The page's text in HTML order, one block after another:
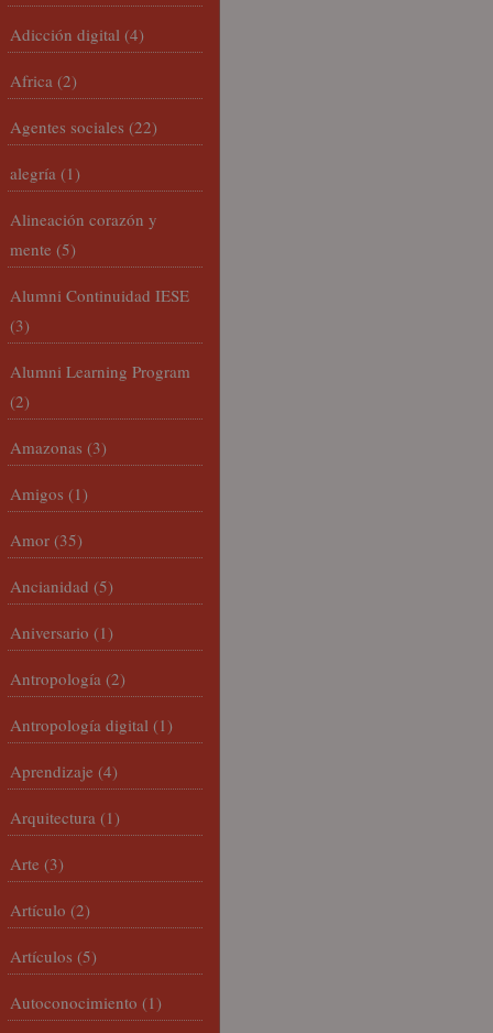
Adicción digital (4)
Africa (2)
Agentes sociales (22)
alegría (1)
Alineación corazón y
mente (5)
Alumni Continuidad IESE
(3)
Alumni Learning Program
(2)
Amazonas (3)
Amigos (1)
Amor (35)
Ancianidad (5)
Aniversario (1)
Antropología (2)
Antropología digital (1)
Aprendizaje (4)
Arquitectura (1)
Arte (3)
Artículo (2)
Artículos (5)
Autoconocimiento (1)